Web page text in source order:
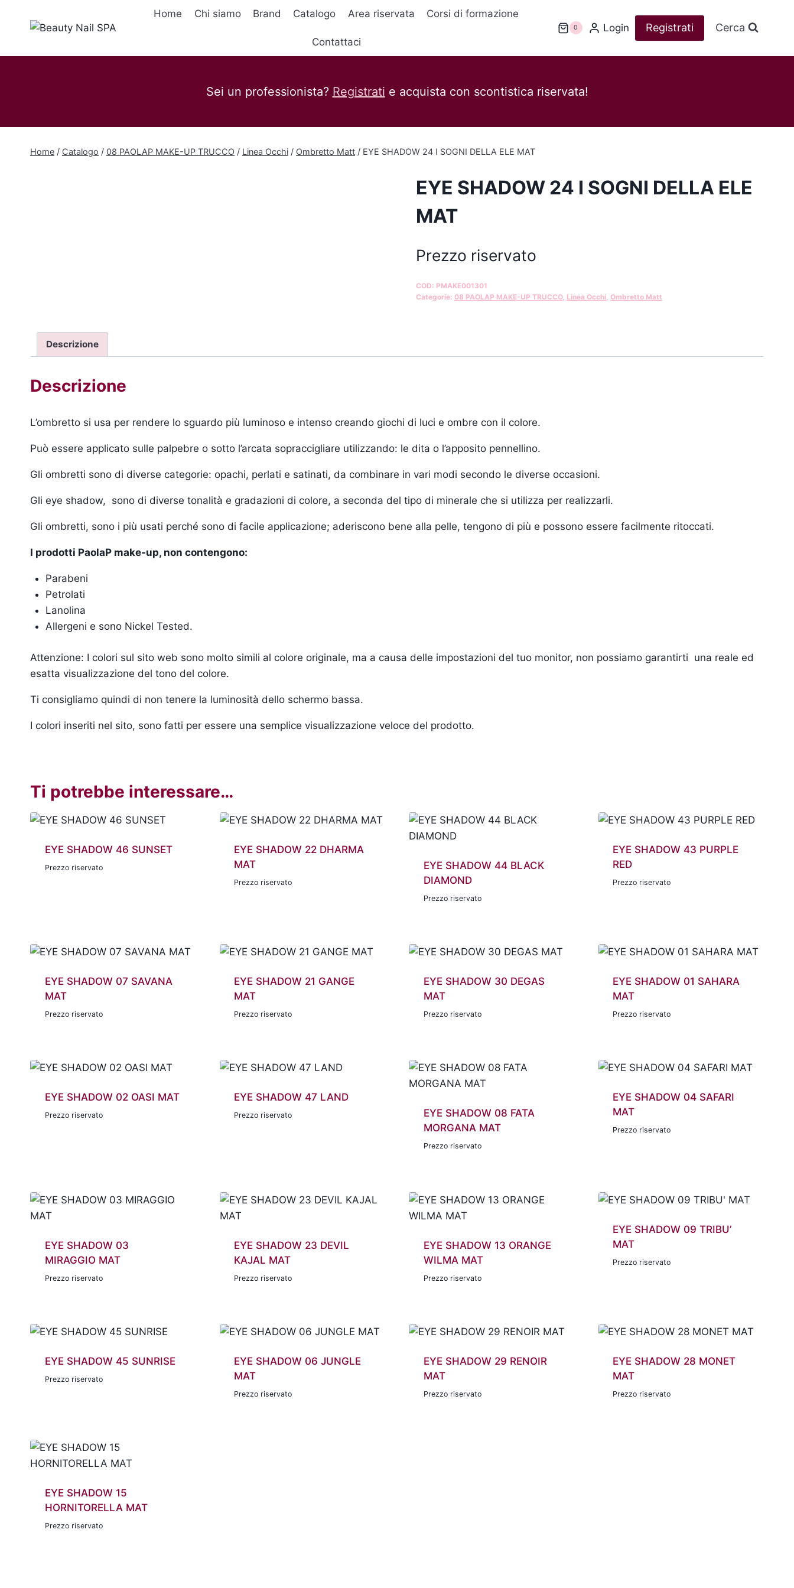
Home Chi siamo Brand Catalogo Area riservata Corsi di formazione
Contattaci
0 Login Registrati Cerca
Sei un professionista? Registrati e acquista con scontistica riservata!
Home / Catalogo / 08 PAOLAP MAKE-UP TRUCCO / Linea Occhi / Ombretto Matt / EYE SHADOW 24 I SOGNI DELLA ELE MAT
EYE SHADOW 24 I SOGNI DELLA ELE
MAT
Prezzo riservato
COD: PMAKE001301
Categorie: 08 PAOLAP MAKE-UP TRUCCO, Linea Occhi, Ombretto Matt
Descrizione
Descrizione
L’ombretto si usa per rendere lo sguardo più luminoso e intenso creando giochi di luci e ombre con il colore.
Può essere applicato sulle palpebre o sotto l’arcata sopraccigliare utilizzando: le dita o l’apposito pennellino.
Gli ombretti sono di diverse categorie: opachi, perlati e satinati, da combinare in vari modi secondo le diverse occasioni.
Gli eye shadow, sono di diverse tonalità e gradazioni di colore, a seconda del tipo di minerale che si utilizza per realizzarli.
Gli ombretti, sono i più usati perché sono di facile applicazione; aderiscono bene alla pelle, tengono di più e possono essere facilmente ritoccati.
I prodotti PaolaP make-up, non contengono:
Parabeni
Petrolati
Lanolina
Allergeni e sono Nickel Tested.
Attenzione: I colori sul sito web sono molto simili al colore originale, ma a causa delle impostazioni del tuo monitor, non possiamo garantirti una reale ed
esatta visualizzazione del tono del colore.
Ti consigliamo quindi di non tenere la luminosità dello schermo bassa.
I colori inseriti nel sito, sono fatti per essere una semplice visualizzazione veloce del prodotto.
Ti potrebbe interessare…
EYE SHADOW 46 SUNSET
Prezzo riservato
EYE SHADOW 22 DHARMA
MAT
Prezzo riservato
EYE SHADOW 44 BLACK
DIAMOND
Prezzo riservato
EYE SHADOW 43 PURPLE
RED
Prezzo riservato
EYE SHADOW 07 SAVANA
MAT
Prezzo riservato
EYE SHADOW 21 GANGE
MAT
Prezzo riservato
EYE SHADOW 30 DEGAS
MAT
Prezzo riservato
EYE SHADOW 01 SAHARA
MAT
Prezzo riservato
EYE SHADOW 02 OASI MAT
Prezzo riservato
EYE SHADOW 47 LAND
Prezzo riservato
EYE SHADOW 08 FATA
MORGANA MAT
Prezzo riservato
EYE SHADOW 04 SAFARI
MAT
Prezzo riservato
EYE SHADOW 03
MIRAGGIO MAT
Prezzo riservato
EYE SHADOW 23 DEVIL
KAJAL MAT
Prezzo riservato
EYE SHADOW 13 ORANGE
WILMA MAT
Prezzo riservato
EYE SHADOW 09 TRIBU’
MAT
Prezzo riservato
EYE SHADOW 45 SUNRISE
Prezzo riservato
EYE SHADOW 06 JUNGLE
MAT
Prezzo riservato
EYE SHADOW 29 RENOIR
MAT
Prezzo riservato
EYE SHADOW 28 MONET
MAT
Prezzo riservato
EYE SHADOW 15
HORNITORELLA MAT
Prezzo riservato